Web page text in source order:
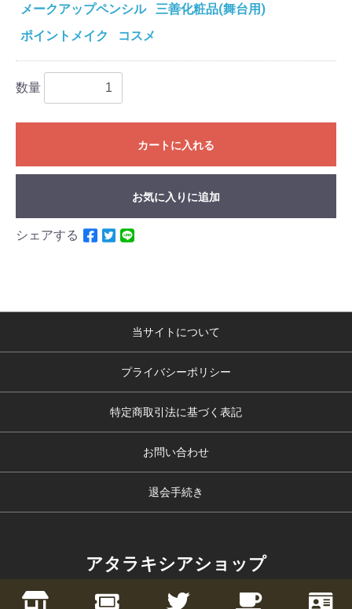
メークアップペンシル
三善化粧品(舞台用)
ポイントメイク
コスメ
数量
カートに入れる
お気に入りに追加
シェアする
当サイトについて
プライバシーポリシー
特定商取引法に基づく表記
お問い合わせ
退会手続き
アタラキシアショップ